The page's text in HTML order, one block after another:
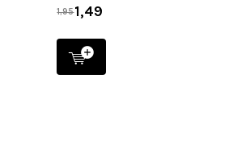
1,951,49